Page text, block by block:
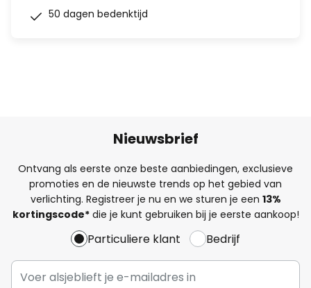
50 dagen bedenktijd
Nieuwsbrief
Ontvang als eerste onze beste aanbiedingen, exclusieve
promoties en de nieuwste trends op het gebied van
verlichting. Registreer je nu en we sturen je een 13%
kortingscode*die je kunt gebruiken bij je eerste aankoop!
Particuliere klant Bedrijf